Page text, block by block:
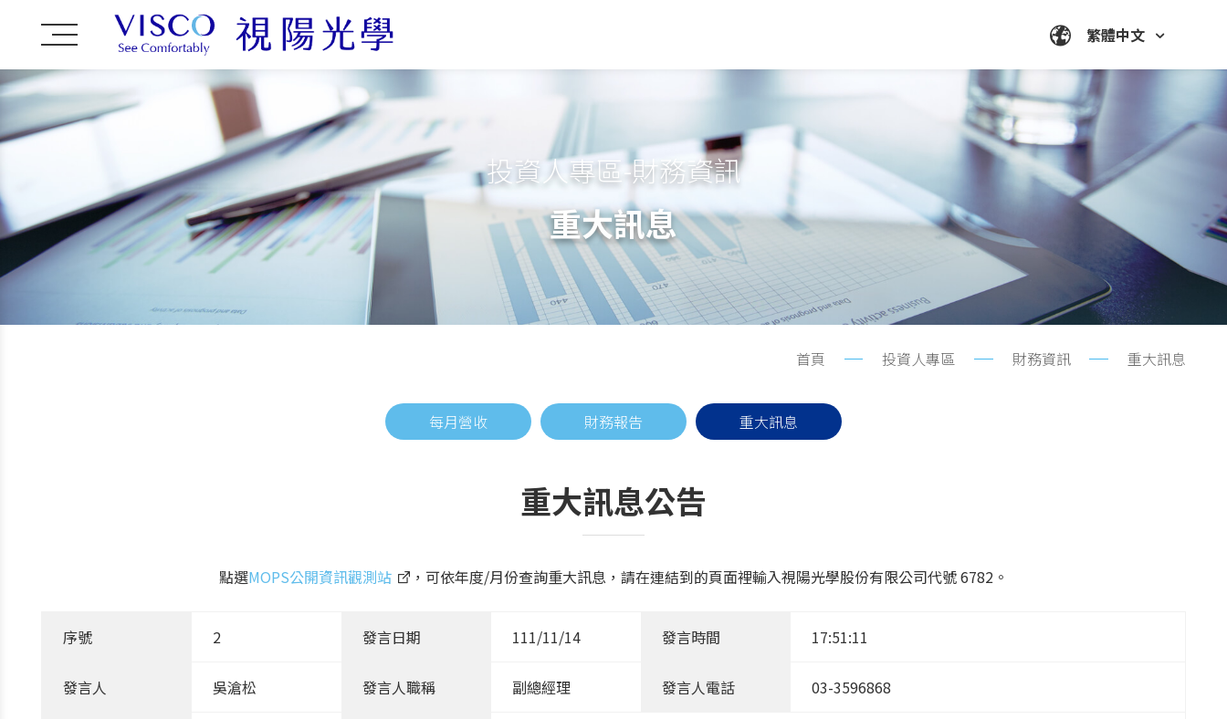
繁體中文
投資人專區-財務資訊
重大訊息
首頁 投資人專區 財務資訊 重大訊息
每月營收 財務報告 重大訊息
重大訊息公告
點選MOPS公開資訊觀測站 ，可依年度/月份查詢重大訊息，請在連結到的頁面裡輸入視陽光學股份有限公司代號 6782。
序號 2 發言日期 111/11/14 發言時間 17:51:11
發言人 吳滄松 發言人職稱 副總經理 發言人電話 03-3596868